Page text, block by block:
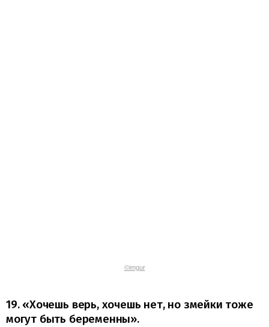
©imgur
19. «Хочешь верь, хочешь нет, но змейки тоже
могут быть беременны».